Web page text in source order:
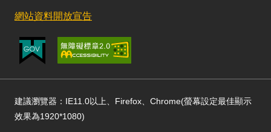
網站資料開放宣告
建議瀏覽器：IE11.0以上、Firefox、Chrome(螢幕設定最佳顯示
效果為1920*1080)